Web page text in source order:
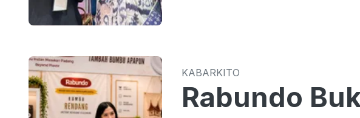
KABARKITO
Rabundo